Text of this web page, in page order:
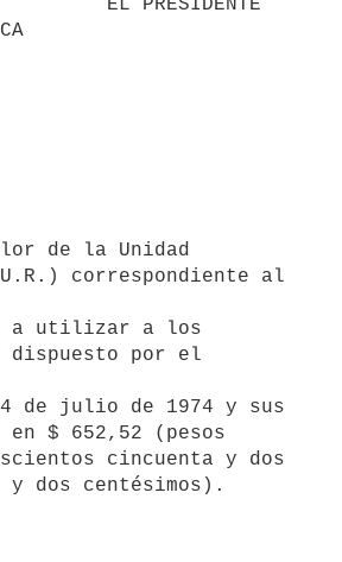
correspondiente al
a utilizar a los
dispuesto por el
4 de julio de 1974 y sus
$ 652,52 (pesos
cincuenta y dos